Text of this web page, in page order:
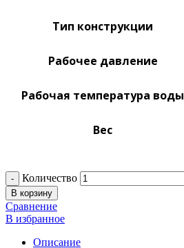
Тип конструкции
Рабочее давление
Рабочая температура воды
Вес
Количество
В корзину
Сравнение
В избранное
Описание